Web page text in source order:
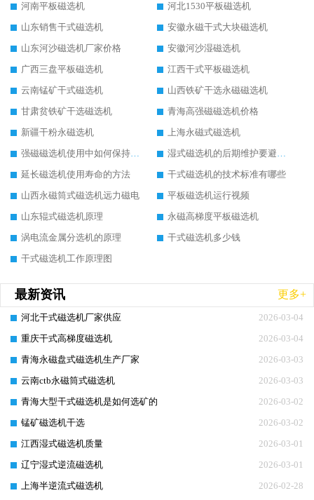
河南平板磁选机
河北1530平板磁选机
山东销售干式磁选机
安徽永磁干式大块磁选机
山东河沙磁选机厂家价格
安徽河沙湿磁选机
广西三盘平板磁选机
江西干式平板磁选机
云南锰矿干式磁选机
山西铁矿干选永磁磁选机
甘肃贫铁矿干选磁选机
青海高强磁磁选机价格
新疆干粉永磁选机
上海永磁式磁选机
强磁磁选机使用中如何保持其顺畅运行
湿式磁选机的后期维护要避开哪些坑
延长磁选机使用寿命的方法
干式磁选机的技术标准有哪些
山西永磁筒式磁选机远力磁电
平板磁选机运行视频
山东辊式磁选机原理
永磁高梯度平板磁选机
涡电流金属分选机的原理
干式磁选机多少钱
干式磁选机工作原理图
最新资讯 更多+
2026-03-04
河北干式磁选机厂家供应
2026-03-04
重庆干式高梯度磁选机
2026-03-03
青海永磁盘式磁选机生产厂家
2026-03-03
云南ctb永磁筒式磁选机
2026-03-02
青海大型干式磁选机是如何选矿的
2026-03-02
锰矿磁选机干选
2026-03-01
江西湿式磁选机质量
2026-03-01
辽宁湿式逆流磁选机
2026-02-28
上海半逆流式磁选机